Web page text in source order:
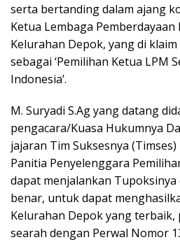
serta bertanding dalam ajang
Ketua Lembaga Pemberdayaan
Kelurahan Depok, yang di
sebagai ‘Pemilihan Ketua LPM
Indonesia’.
M. Suryadi S.Ag yang datang
pengacara/Kuasa Hukumnya
jajaran Tim Suksesnya
Panitia Penyelenggara
dapat menjalankan Tupoksinya
benar, untuk dapat
Kelurahan Depok yang
searah dengan Perwal Nomor